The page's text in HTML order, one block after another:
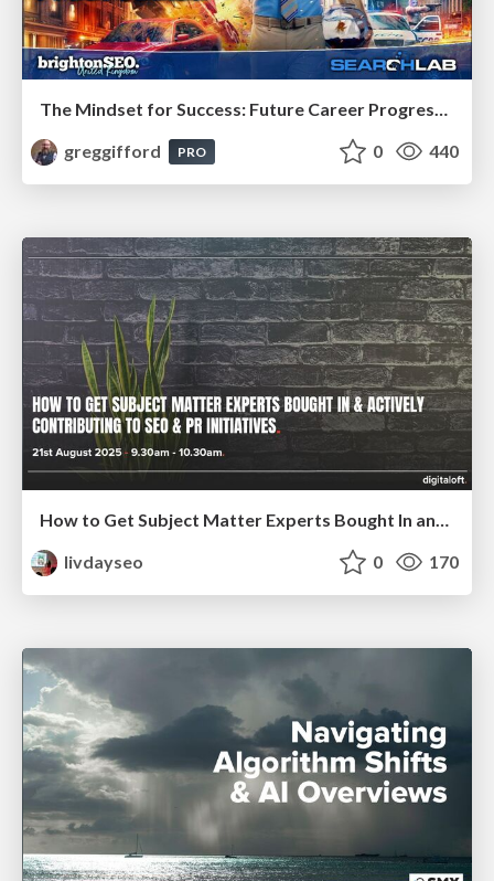
greggifford
PRO 0 440
How to Get Subject Matter Experts Bought In and Actively Contributing to SEO & PR Initiatives.
livdayseo
0 170